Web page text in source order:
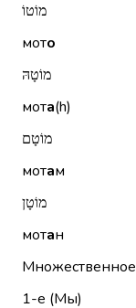
מוֹטוֹ
мото
מוֹטָהּ
мота(h)
מוֹטָם
мотам
מוֹטָן
мотан
Множественное
1-е (Мы)